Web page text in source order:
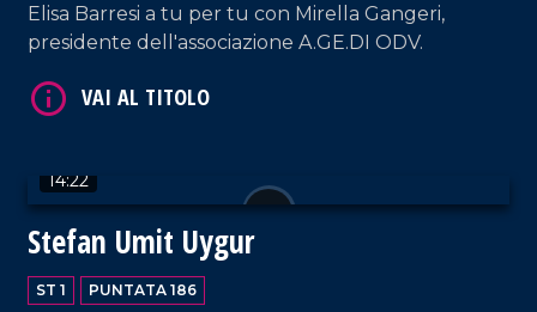
Elisa Barresi a tu per tu con Mirella Gangeri,
presidente dell'associazione A.GE.DI ODV.
14:22
Stefan Umit Uygur
ST 1 PUNTATA 186